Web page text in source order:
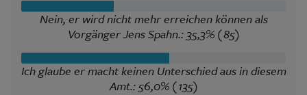
Nein, er wird nicht mehr erreichen können als
Vorgänger Jens Spahn.: 35,3% (85)
Ich glaube er macht keinen Unterschied aus in diesem
Amt.: 56,0% (135)